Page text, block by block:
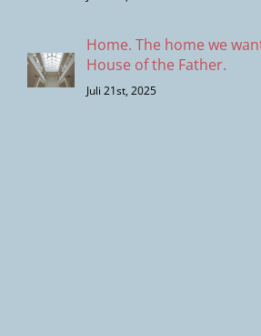
Home. The home we
House of the Father.
Juli 21st, 2025